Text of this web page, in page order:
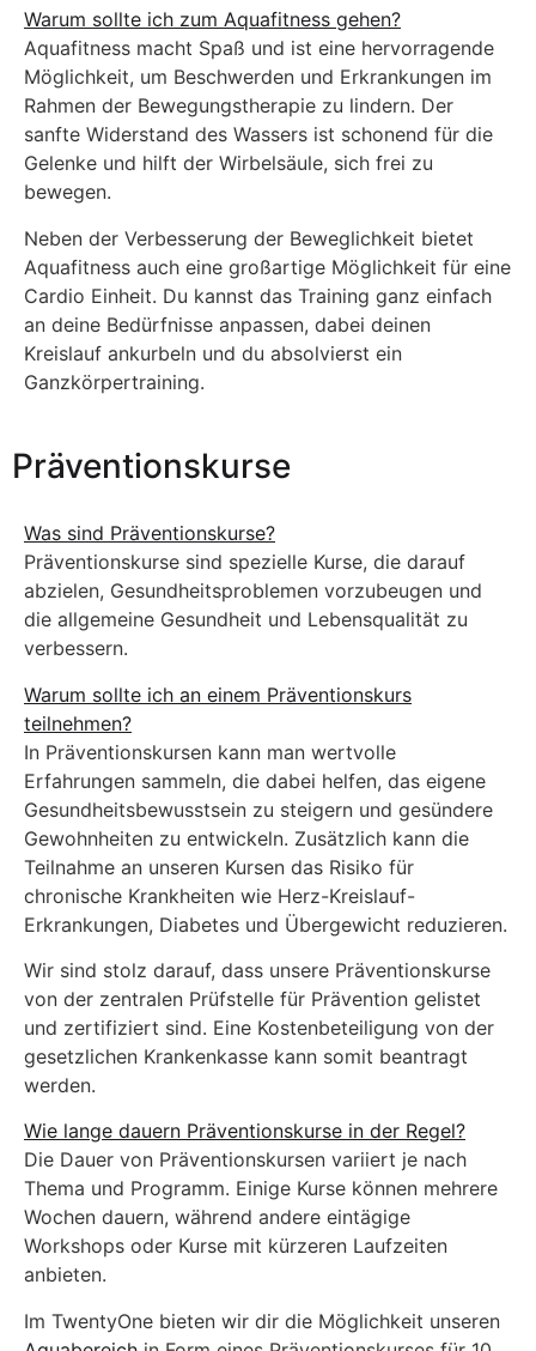
Warum sollte ich zum Aquafitness gehen?
Aquafitness macht Spaß und ist eine hervorragende
Möglichkeit, um Beschwerden und Erkrankungen im
Rahmen der Bewegungstherapie zu lindern. Der
sanfte Widerstand des Wassers ist schonend für die
Gelenke und hilft der Wirbelsäule, sich frei zu
bewegen.
Neben der Verbesserung der Beweglichkeit bietet
Aquafitness auch eine großartige Möglichkeit für eine
Cardio Einheit. Du kannst das Training ganz einfach
an deine Bedürfnisse anpassen, dabei deinen
Kreislauf ankurbeln und du absolvierst ein
Ganzkörpertraining.
Präventionskurse
Was sind Präventionskurse?
Präventionskurse sind spezielle Kurse, die darauf
abzielen, Gesundheitsproblemen vorzubeugen und
die allgemeine Gesundheit und Lebensqualität zu
verbessern.
Warum sollte ich an einem Präventionskurs
teilnehmen?
In Präventionskursen kann man wertvolle
Erfahrungen sammeln, die dabei helfen, das eigene
Gesundheitsbewusstsein zu steigern und gesündere
Gewohnheiten zu entwickeln. Zusätzlich kann die
Teilnahme an unseren Kursen das Risiko für
chronische Krankheiten wie Herz-Kreislauf-
Erkrankungen, Diabetes und Übergewicht reduzieren.
Wir sind stolz darauf, dass unsere Präventionskurse
von der zentralen Prüfstelle für Prävention gelistet
und zertifiziert sind. Eine Kostenbeteiligung von der
gesetzlichen Krankenkasse kann somit beantragt
werden.
Wie lange dauern Präventionskurse in der Regel?
Die Dauer von Präventionskursen variiert je nach
Thema und Programm. Einige Kurse können mehrere
Wochen dauern, während andere eintägige
Workshops oder Kurse mit kürzeren Laufzeiten
anbieten.
Im TwentyOne bieten wir dir die Möglichkeit unseren